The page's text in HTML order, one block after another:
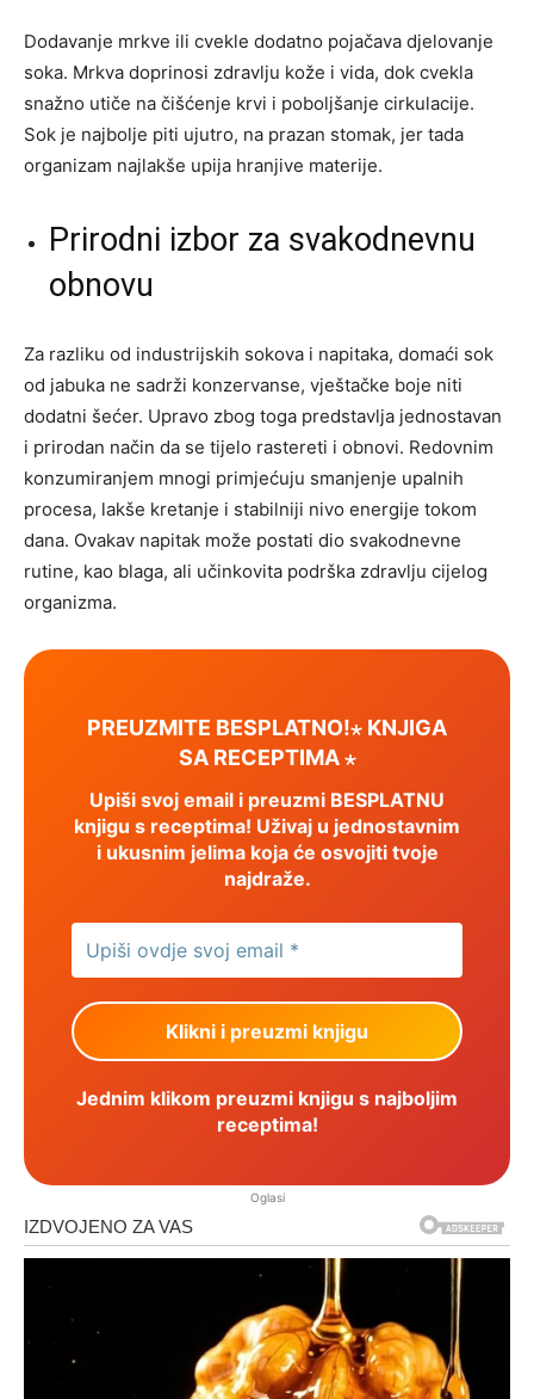
Dodavanje mrkve ili cvekle dodatno pojačava djelovanje
soka. Mrkva doprinosi zdravlju kože i vida, dok cvekla
snažno utiče na čišćenje krvi i poboljšanje cirkulacije.
Sok je najbolje piti ujutro, na prazan stomak, jer tada
organizam najlakše upija hranjive materije.
Prirodni izbor za svakodnevnu
obnovu
Za razliku od industrijskih sokova i napitaka, domaći sok
od jabuka ne sadrži konzervanse, vještačke boje niti
dodatni šećer. Upravo zbog toga predstavlja jednostavan
i prirodan način da se tijelo rastereti i obnovi. Redovnim
konzumiranjem mnogi primjećuju smanjenje upalnih
procesa, lakše kretanje i stabilniji nivo energije tokom
dana. Ovakav napitak može postati dio svakodnevne
rutine, kao blaga, ali učinkovita podrška zdravlju cijelog
organizma.
PREUZMITE BESPLATNO!⋆ KNJIGA
SA RECEPTIMA ⋆
Upiši svoj email i preuzmi BESPLATNU
knjigu s receptima! Uživaj u jednostavnim
i ukusnim jelima koja će osvojiti tvoje
najdraže.
Jednim klikom preuzmi knjigu s najboljim
receptima!
Oglasi